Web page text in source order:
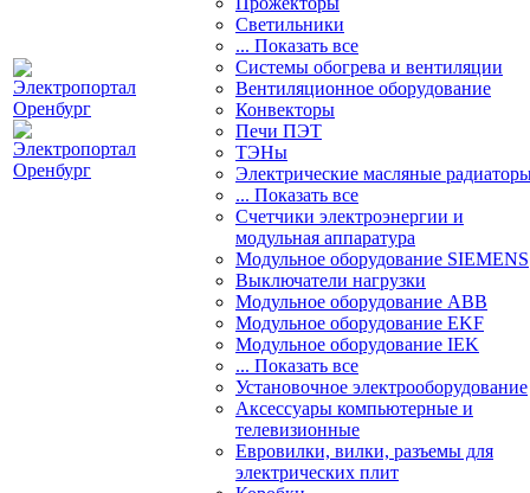
Светильники
... Показать все
Системы обогрева и вентиляции
Вентиляционное оборудование
Конвекторы
Печи ПЭТ
ТЭНы
Электрические масляные
... Показать все
Счетчики электроэнергии и
модульная аппаратура
Модульное оборудование SIEMENS
Выключатели нагрузки
Модульное оборудование ABB
Модульное оборудование EKF
Модульное оборудование IEK
... Показать все
Установочное электрооборудование
Аксессуары компьютерные и
телевизионные
Евровилки, вилки, разъемы для
электрических плит